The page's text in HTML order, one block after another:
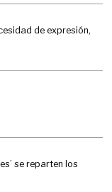
de expresión,
se reparten los